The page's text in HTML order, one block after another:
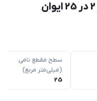
سطح مقطع نامی
(میلی‌متر مربع)
25